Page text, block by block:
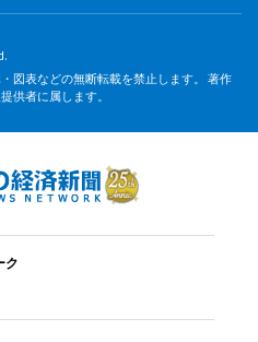
図表などの無断転載を禁止します。 著作
供者に属します。
ク